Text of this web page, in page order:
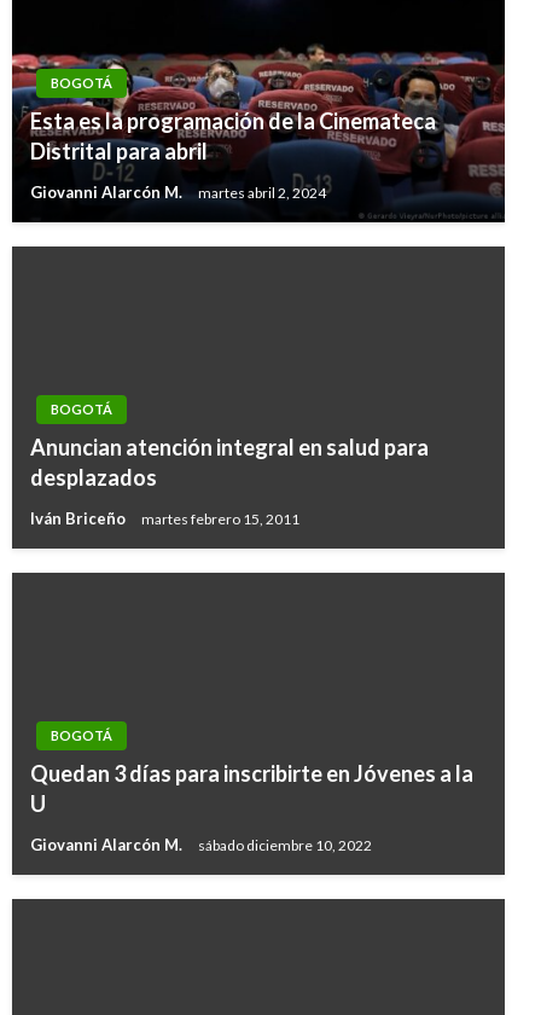
BOGOTÁ
Esta es la programación de la Cinemateca
Distrital para abril
Giovanni Alarcón M. martes abril 2, 2024
BOGOTÁ
Anuncian atención integral en salud para
desplazados
Iván Briceño martes febrero 15, 2011
BOGOTÁ
Quedan 3 días para inscribirte en Jóvenes a la
U
Giovanni Alarcón M. sábado diciembre 10, 2022